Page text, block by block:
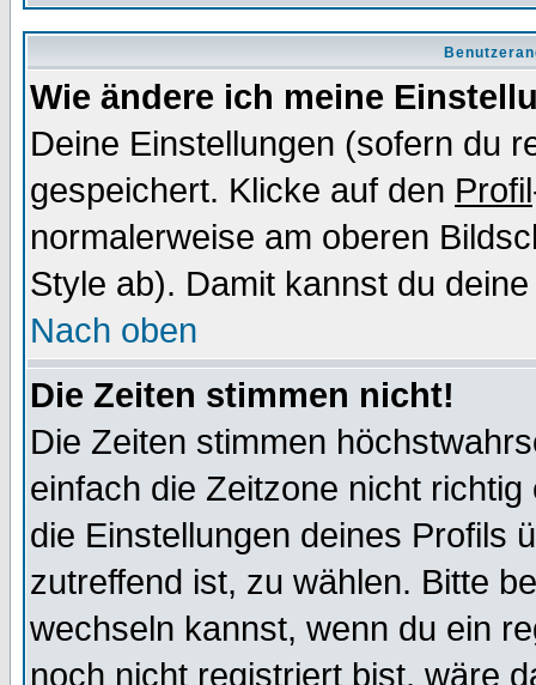
Wie ändere ich meine
Deine Einstellungen (sofern du
gespeichert. Klicke auf den Profil
normalerweise am oberen
Style ab). Damit kannst du
Nach oben
Die Zeiten stimmen nicht!
Die Zeiten stimmen
einfach die Zeitzone nicht
die Einstellungen deines Profils
zutreffend ist, zu wählen. Bitte
wechseln kannst, wenn du ein
noch nicht registriert bist, wäre